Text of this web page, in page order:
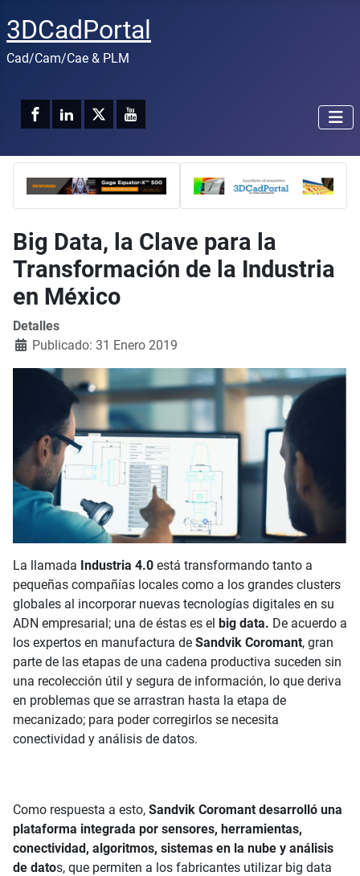
3DCadPortal
Cad/Cam/Cae & PLM
Big Data, la Clave para la
Transformación de la Industria
en México
Detalles
Publicado: 31 Enero 2019
La llamada Industria 4.0 está transformando tanto a
pequeñas compañías locales como a los grandes clusters
globales al incorporar nuevas tecnologías digitales en su
ADN empresarial; una de éstas es el big data. De acuerdo a
los expertos en manufactura de Sandvik Coromant, gran
parte de las etapas de una cadena productiva suceden sin
una recolección útil y segura de información, lo que deriva
en problemas que se arrastran hasta la etapa de
mecanizado; para poder corregirlos se necesita
conectividad y análisis de datos.
Como respuesta a esto, Sandvik Coromant desarrolló una
plataforma integrada por sensores, herramientas,
conectividad, algoritmos, sistemas en la nube y análisis
de datos, que permiten a los fabricantes utilizar big data